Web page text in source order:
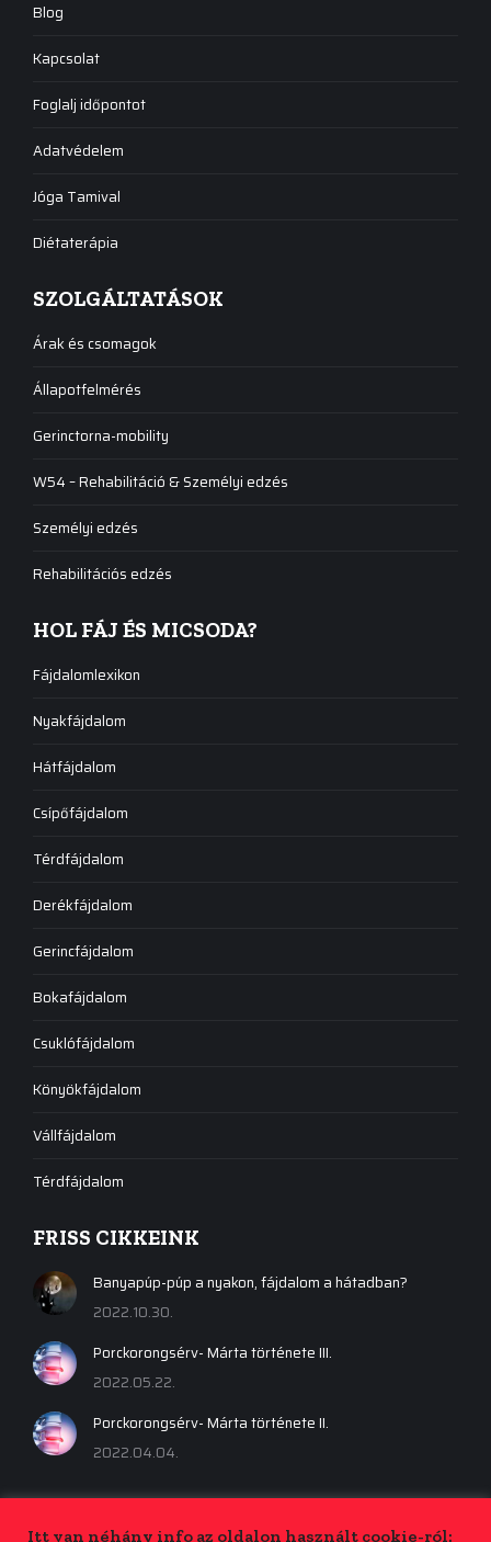
Blog
Kapcsolat
Foglalj időpontot
Adatvédelem
Jóga Tamival
Diétaterápia
SZOLGÁLTATÁSOK
Árak és csomagok
Állapotfelmérés
Gerinctorna-mobility
W54 – Rehabilitáció & Személyi edzés
Személyi edzés
Rehabilitációs edzés
HOL FÁJ ÉS MICSODA?
Fájdalomlexikon
Nyakfájdalom
Hátfájdalom
Csípőfájdalom
Térdfájdalom
Derékfájdalom
Gerincfájdalom
Bokafájdalom
Csuklófájdalom
Könyökfájdalom
Vállfájdalom
Térdfájdalom
FRISS CIKKEINK
Banyapúp-púp a nyakon, fájdalom a hátadban?
2022.10.30.
Porckorongsérv- Márta története III.
2022.05.22.
Porckorongsérv- Márta története II.
2022.04.04.
Itt van néhány info az oldalon használt cookie-ról: